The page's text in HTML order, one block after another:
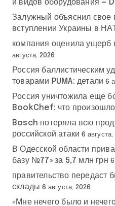
и видов оборудования —
Залужный объяснил свое
вступлении Украины в
компания оценила ущерб
августа, 2026
Россия баллистическим
товарами PUMA: детали 6
Россия уничтожила еще
BookChef: что произошло
Bosch потеряла всю
российской атаки 6 августа,
В Одесской области
базу №77» за 5,7 млн грн 6
правительство передаст
склады 6 августа, 2026
«Мне нечего было и